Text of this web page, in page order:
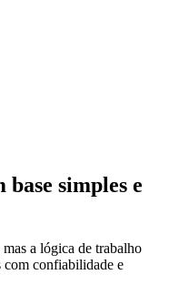
simples e
a lógica de trabalho
com confiabilidade e